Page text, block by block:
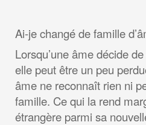
Ai-je changé de famille
Lorsqu’une âme décide
elle peut être un peu
âme ne reconnaît rien ni
famille. Ce qui la rend
étrangère parmi sa